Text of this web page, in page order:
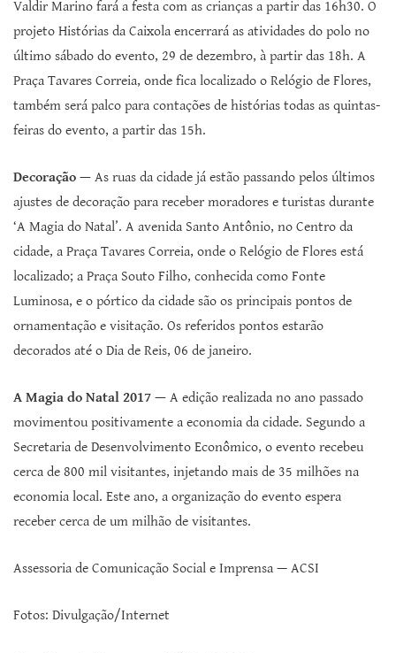
Valdir Marino fará a festa com as crianças a partir das 16h30. O
projeto Histórias da Caixola encerrará as atividades do polo no
último sábado do evento, 29 de dezembro, à partir das 18h. A
Praça Tavares Correia, onde fica localizado o Relógio de Flores,
também será palco para contações de histórias todas as quintas-
feiras do evento, a partir das 15h.
Decoração — As ruas da cidade já estão passando pelos últimos
ajustes de decoração para receber moradores e turistas durante
‘A Magia do Natal’. A avenida Santo Antônio, no Centro da
cidade, a Praça Tavares Correia, onde o Relógio de Flores está
localizado; a Praça Souto Filho, conhecida como Fonte
Luminosa, e o pórtico da cidade são os principais pontos de
ornamentação e visitação. Os referidos pontos estarão
decorados até o Dia de Reis, 06 de janeiro.
A Magia do Natal 2017 — A edição realizada no ano passado
movimentou positivamente a economia da cidade. Segundo a
Secretaria de Desenvolvimento Econômico, o evento recebeu
cerca de 800 mil visitantes, injetando mais de 35 milhões na
economia local. Este ano, a organização do evento espera
receber cerca de um milhão de visitantes.
Assessoria de Comunicação Social e Imprensa — ACSI
Fotos: Divulgação/Internet